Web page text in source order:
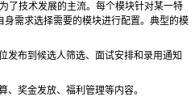
了技术发展的主流。每个模块针对某一特
需求选择需要的模块进行配置。典型的模
发布到候选人筛选、面试安排和录用通知
、奖金发放、福利管理等内容。